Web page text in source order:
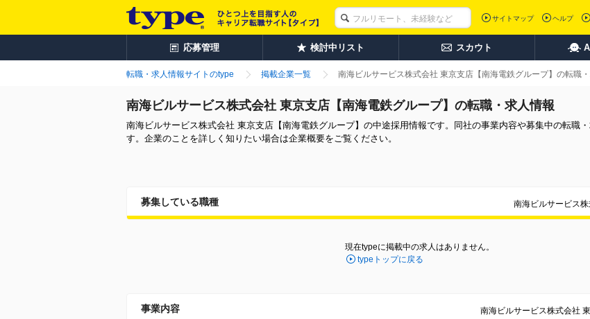
サイトマップ ヘルプ
応募管理 検討中リスト スカウト
転職・求人情報サイトのtype 掲載企業一覧 南海ビルサービス株式会社 東京支店【南海電鉄グループ】の転職
南海ビルサービス株式会社 東京支店【南海電鉄グループ】の転職・求人情報
南海ビルサービス株式会社 東京支店【南海電鉄グループ】の中途採用情報です。同社の事業内容や募集中の転職
す。企業のことを詳しく知りたい場合は企業概要をご覧ください。
募集している職種 南海ビルサービス
現在typeに掲載中の求人はありません。
typeトップに戻る
事業内容 南海ビルサービス株式会社